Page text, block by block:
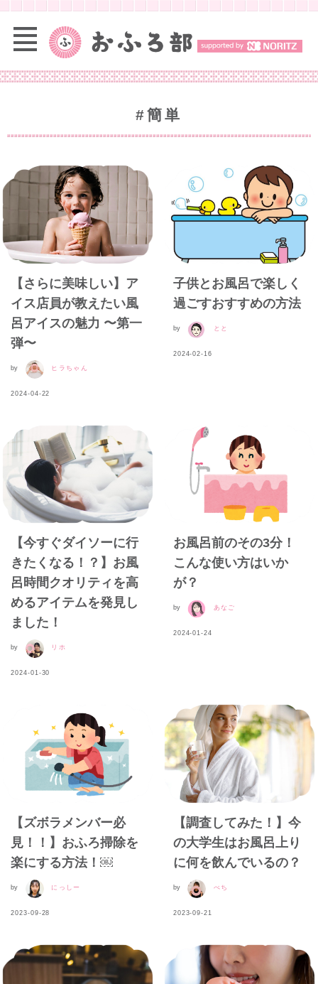
#簡単
【さらに美味しい】ア
イス店員が教えたい風
呂アイスの魅力 〜第一
弾〜
by ヒラちゃん
2024-04-22
子供とお風呂で楽しく
過ごすおすすめの方法
by とと
2024-02-16
【今すぐダイソーに行
きたくなる！？】お風
呂時間クオリティを高
めるアイテムを発見し
ました！
by リホ
2024-01-30
お風呂前のその3分！
こんな使い方はいか
が？
by あなご
2024-01-24
【ズボラメンバー必
見！！】おふろ掃除を
楽にする方法！￼
by にっしー
2023-09-28
【調査してみた！】今
の大学生はお風呂上り
に何を飲んでいるの？
by べち
2023-09-21